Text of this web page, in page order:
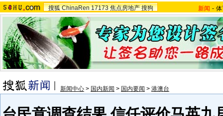
搜狐 ChinaRen 17173 焦点房地产 搜狗 新闻 -
新闻中心 > 国内新闻 > 国内要闻 > 港澳台